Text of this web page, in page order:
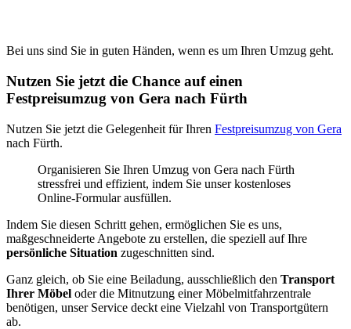
Bei uns sind Sie in guten Händen, wenn es um Ihren Umzug geht.
Nutzen Sie jetzt die Chance auf einen
Festpreisumzug von Gera nach Fürth
Nutzen Sie jetzt die Gelegenheit für Ihren Festpreisumzug von Gera
nach Fürth.
Organisieren Sie Ihren Umzug von Gera nach Fürth
stressfrei und effizient, indem Sie unser kostenloses
Online-Formular ausfüllen.
Indem Sie diesen Schritt gehen, ermöglichen Sie es uns,
maßgeschneiderte Angebote zu erstellen, die speziell auf Ihre
persönliche Situation zugeschnitten sind.
Ganz gleich, ob Sie eine Beiladung, ausschließlich den Transport
Ihrer Möbel oder die Mitnutzung einer Möbelmitfahrzentrale
benötigen, unser Service deckt eine Vielzahl von Transportgütern
ab.